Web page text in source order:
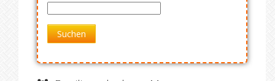
Suchen